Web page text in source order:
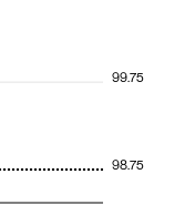
98.75
99.75